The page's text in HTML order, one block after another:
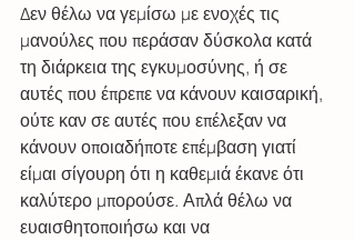
Δεν θέλω να γεμίσω με ενοχές τις
μανούλες που περάσαν δύσκολα κατά
τη διάρκεια της εγκυμοσύνης, ή σε
αυτές που έπρεπε να κάνουν καισαρική,
ούτε καν σε αυτές που επέλεξαν να
κάνουν οποιαδήποτε επέμβαση γιατί
είμαι σίγουρη ότι η καθεμιά έκανε ότι
καλύτερο μπορούσε. Απλά θέλω να
ευαισθητοποιήσω και να